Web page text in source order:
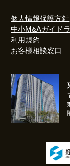
個人情報保護方針
中小M&Aガイド
利用規約
お客様相談窓口